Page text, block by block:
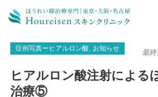
ヒアルロン酸注射によるほうれい線治療⑤
症例写真ーヒアルロン酸, お知らせ 最
ヒアルロン酸注射による
治療⑤